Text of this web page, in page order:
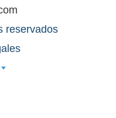
reservados